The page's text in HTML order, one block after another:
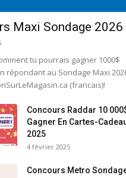
Maxi Sondage 2026
tu pourrais gagner 1000$
répondant au Sondage Maxi
(francais)!
Concours Raddar 10
Gagner En Cartes-
2025
4 février 2025
Concours Metro